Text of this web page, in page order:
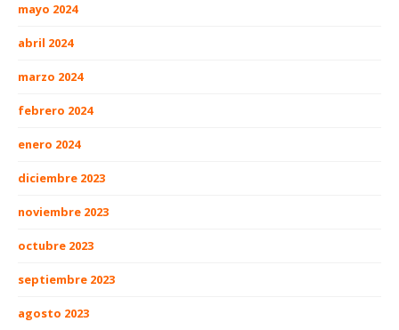
mayo 2024
abril 2024
marzo 2024
febrero 2024
enero 2024
diciembre 2023
noviembre 2023
octubre 2023
septiembre 2023
agosto 2023